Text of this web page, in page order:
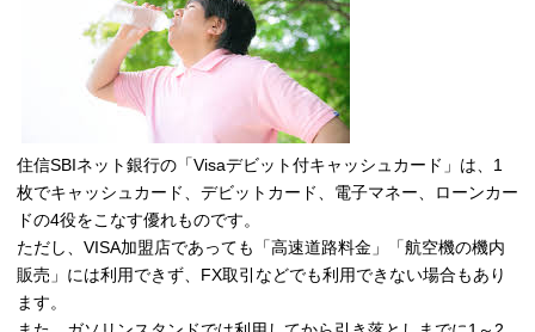
住信SBIネット銀行の「Visaデビット付キャッシュカード」は、1
枚でキャッシュカード、デビットカード、電子マネー、ローンカー
ドの4役をこなす優れものです。
ただし、VISA加盟店であっても「高速道路料金」「航空機の機内
販売」には利用できず、FX取引などでも利用できない場合もあり
ます。